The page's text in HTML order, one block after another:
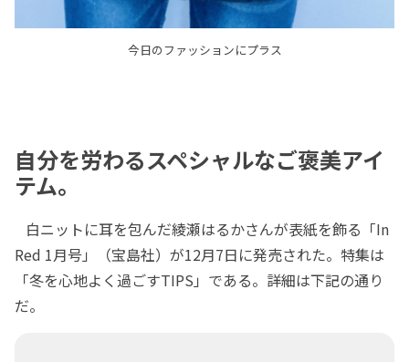
今日のファッションにプラス
自分を労わるスペシャルなご褒美アイ
テム。
白ニットに耳を包んだ綾瀬はるかさんが表紙を飾る「In
Red 1月号」（宝島社）が12月7日に発売された。特集は
「冬を心地よく過ごすTIPS」である。詳細は下記の通り
だ。